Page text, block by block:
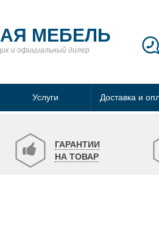
МЕБЕЛЬ
и официальный дилер
Услуги Доставка и
ГАРАНТИИ
НА ТОВАР